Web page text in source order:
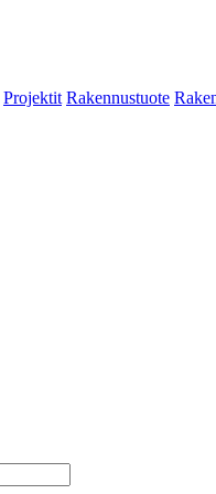
Projektit Rakennustuote